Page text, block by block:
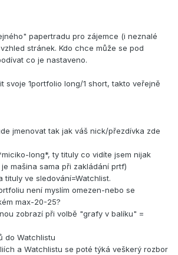
papertradu pro zájemce (i neznalé
stránek. Kdo chce může se pod
co je nastaveno.
svoje 1portfolio long/1 short, takto veřejně
jmenovat tak jak váš nick/přezdívka zde
long*, ty tituly co vidíte jsem nijak
mašina sama při zakládání prtf)
tituly ve sledování=Watchlist.
není myslím omezen-nebo se
max-20-25?
zobrazí při volbě "grafy v balíku" =
do Watchlistu
a Watchlistu se poté týká veškerý rozbor